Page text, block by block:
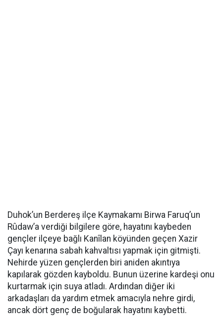
Duhok’un Berdereş ilçe Kaymakamı Birwa Faruq’un
Rûdaw’a verdiği bilgilere göre, hayatını kaybeden
gençler ilçeye bağlı Kanîlan köyünden geçen Xazir
Çayı kenarına sabah kahvaltısı yapmak için gitmişti.
Nehirde yüzen gençlerden biri aniden akıntıya
kapılarak gözden kayboldu. Bunun üzerine kardeşi onu
kurtarmak için suya atladı. Ardından diğer iki
arkadaşları da yardım etmek amacıyla nehre girdi,
ancak dört genç de boğularak hayatını kaybetti.